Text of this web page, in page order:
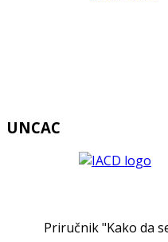
UNCAC
Priručnik "Kako da